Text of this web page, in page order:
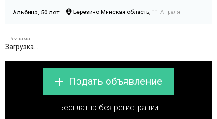
Альбина, 50 лет Березино Минская область, 11 Апреля
Загрузка...
Подать объявление
Бесплатно без регистрации